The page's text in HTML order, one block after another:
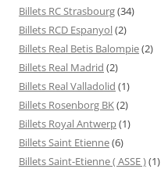
Billets RC Strasbourg(34)
Billets RCD Espanyol(2)
Billets Real Betis Balompie(2)
Billets Real Madrid (2)
Billets Real Valladolid (1)
Billets Rosenborg BK(2)
Billets Royal Antwerp(1)
Billets Saint Etienne(6)
Billets Saint-Etienne ( ASSE )(1)